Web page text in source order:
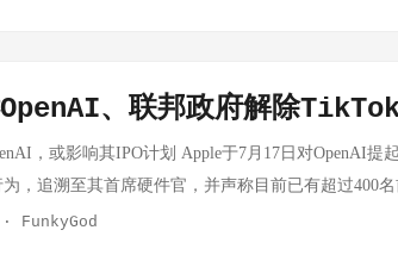
题为《机器人时代来临》（The Robot Age is Here
到"引领者"的符号性跨越。 对上游零部件的深层意义
业链的情绪拉动： 整机量产预期强化：宇树GD01机
甲从展示进入实际场景验证，关节模组（无框力矩电
、联邦政府解除
，或影响其IPO计划 Apple于7月17日对OpenAI提
，追溯至其首席硬件官，并声称目前已有超过400
于今年晚些时候上市，此次诉讼的时机对该公司极
· FunkyGod